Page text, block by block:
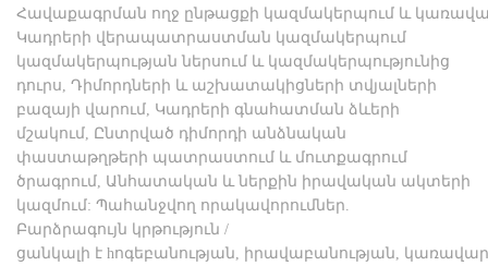
Հավաքագրման ողջ ընթացքի կազմակերպում և
Կադրերի վերապատրաստման կազմակերպում
կազմակերպության ներսում և կազմակերպությունից
դուրս, Դիմորդների և աշխատակիցների տվյալների
բազայի վարում, Կադրերի գնահատման ձևերի
մշակում, Ընտրված դիմորդի անձնական
փաստաթղթերի պատրաստում և մուտքագրում
ծրագրում, Անհատական և ներքին իրավական ակտերի
կազմում: Պահանջվող որակավորումներ.
Բարձրագույն կրթություն /
ցանկալի է hոգեբանության, իրավաբանության,